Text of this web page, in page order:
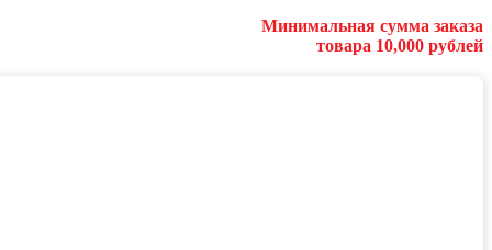
Минимальная сумма заказа
товара 10,000 рублей